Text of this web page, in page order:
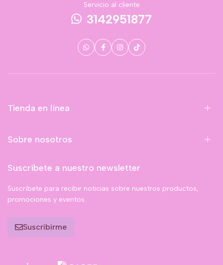
Servicio al cliente
3142951877
Tienda en línea
Sobre nosotros
Suscríbete a nuestro newsletter
Suscríbete para recibir noticias sobre nuestros productos,
promociones y eventos.
Suscribirme